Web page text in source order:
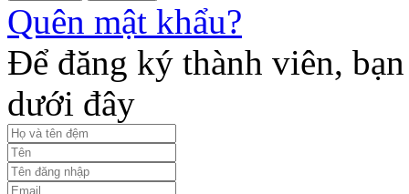
Quên mật khẩu?
Để đăng ký thành viên,
dưới đây